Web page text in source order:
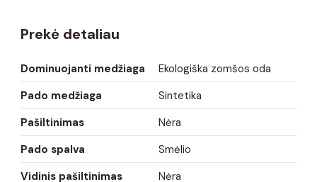
Prekė detaliau
Dominuojanti medžiaga
Ekologiška zomšos oda
Pado medžiaga
Sintetika
Pašiltinimas
Nėra
Pado spalva
Smėlio
Vidinis pašiltinimas
Nėra